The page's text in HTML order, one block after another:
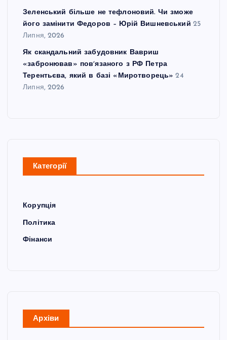
Зеленський більше не тефлоновий. Чи зможе
його замінити Федоров – Юрій Вишневський 25
Липня, 2026
Як скандальний забудовник Вавриш
«забронював» повʼязаного з РФ Петра
Терентьєва, який в базі «Миротворець» 24
Липня, 2026
Категорії
Корупція
Політика
Фінанси
Архіви